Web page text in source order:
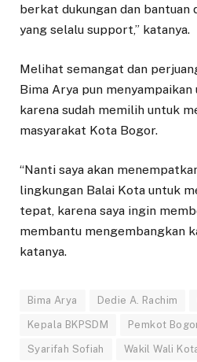
berkat dukungan dan bantuan
yang selalu support,” katanya.
Melihat semangat dan
Bima Arya pun
karena sudah memilih untuk
masyarakat Kota Bogor.
“Nanti saya akan
lingkungan Balai Kota untuk
tepat, karena saya ingin
membantu mengembangkan
katanya.
Bima Arya Dedie A. Rachim
Kepala BKPSDM Pemkot
Syarifah Sofiah Wakil Wali